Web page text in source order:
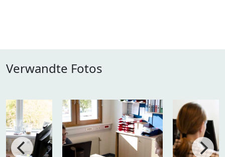
Verwandte Fotos